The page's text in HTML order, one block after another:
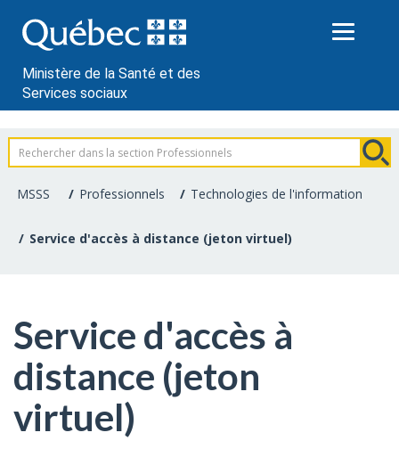
au
contenu
Ministère de la Santé et des
Services sociaux
Information
pour
les
de
la
santé
MSSS Professionnels Technologies de l'information
Service d'accès à distance (jeton virtuel)
Service d'accès à
distance (jeton
virtuel)